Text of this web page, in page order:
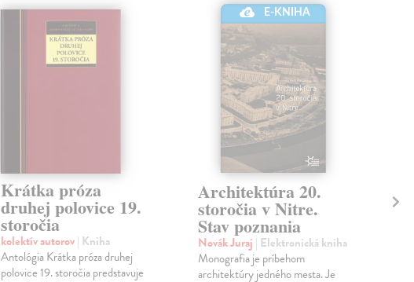
Krátka próza
druhej polovice 19.
storočia
kolektív autorov| Kniha
Antológia Krátka próza druhej
polovice 19. storočia predstavuje
E-KNIHA
Architektúra 20.
storočia v Nitre.
Stav poznania
Novák Juraj | Elektronická kniha
Monografia je príbehom
architektúry jedného mesta. Je